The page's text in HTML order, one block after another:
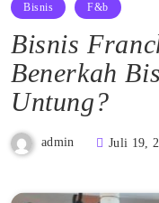
Bisnis F&b
Bisnis
Benerkah
Untung?
admin Juli 19,